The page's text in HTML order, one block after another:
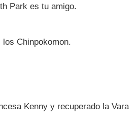
Park es tu amigo.
Chinpokomon.
Kenny y recuperado la Vara